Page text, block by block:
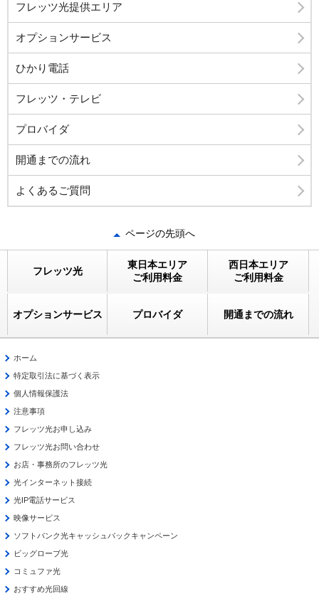
フレッツ光提供エリア
オプションサービス
ひかり電話
フレッツ・テレビ
プロバイダ
開通までの流れ
よくあるご質問
ページの先頭へ
フレッツ光
東日本エリア
ご利用料金
西日本エリア
ご利用料金
オプションサービス プロバイダ 開通までの流れ
ホーム
特定取引法に基づく表示
個人情報保護法
注意事項
フレッツ光お申し込み
フレッツ光お問い合わせ
お店・事務所のフレッツ光
光インターネット接続
光IP電話サービス
映像サービス
ソフトバンク光キャッシュバックキャンペーン
ビッグローブ光
コミュファ光
おすすめ光回線